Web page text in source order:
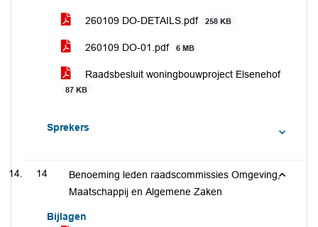
260109 DO-DETAILS.pdf 258 KB
260109 DO-01.pdf 6 MB
Raadsbesluit woningbouwproject Elsenehof
87 KB
Sprekers
14
Benoeming leden raadscommissies Omgeving,
Maatschappij en Algemene Zaken
Bijlagen